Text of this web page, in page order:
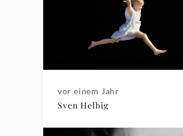
vor einem Jahr
Sven Helbig